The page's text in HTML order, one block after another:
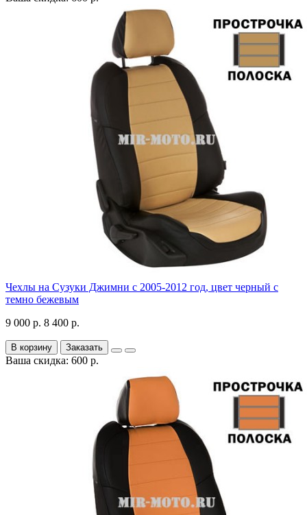
Чехлы на Сузуки Джимни с 2005-2012 год, цвет черный с
темно бежевым
9 000 р. 8 400 р.
В корзину Заказать
Ваша скидка: 600 р.